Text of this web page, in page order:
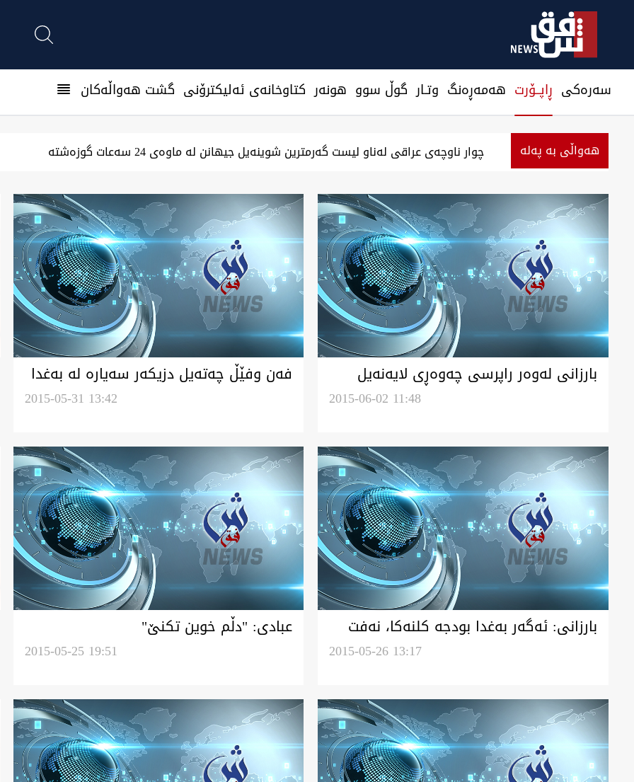
سەرەکی ڕاپــۆرت هه‌مه‌ڕه‌نگ وتـار گوڵ سوو هونه‌ر كتاوخانه‌ی ئه‌ليكترۆنی گشت هەواڵەکان
هەواڵی بە پەلە
‏بەرزەوبوین نرخ دۆلار لە بەغدا و هەولێر
بارزانی له‌وه‌ر راپرسی چه‌وه‌ڕی لايه‌نه‌يل
2015-06-02 11:48
فه‌ن وفێڵ چه‌ته‌يل دزيكه‌ر سه‌ياره‌ له‌ به‌غدا
2015-05-31 13:42
بارزانی: ئەگەر بەغدا بودجە كلنه‌كا، نه‌فت
2015-05-26 13:17
عبادی: "دڵم خوين تكنێ"
2015-05-25 19:51